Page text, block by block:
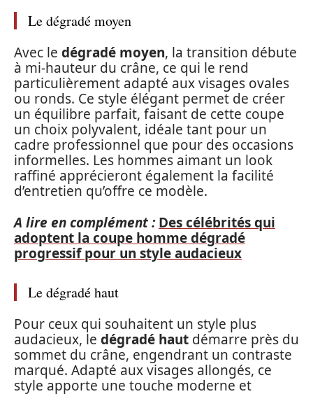
Le dégradé moyen
Avec le dégradé moyen, la transition débute
à mi-hauteur du crâne, ce qui le rend
particulièrement adapté aux visages ovales
ou ronds. Ce style élégant permet de créer
un équilibre parfait, faisant de cette coupe
un choix polyvalent, idéale tant pour un
cadre professionnel que pour des occasions
informelles. Les hommes aimant un look
raffiné apprécieront également la facilité
d’entretien qu’offre ce modèle.
A lire en complément : Des célébrités qui
adoptent la coupe homme dégradé
progressif pour un style audacieux
Le dégradé haut
Pour ceux qui souhaitent un style plus
audacieux, le dégradé haut démarre près du
sommet du crâne, engendrant un contraste
marqué. Adapté aux visages allongés, ce
style apporte une touche moderne et